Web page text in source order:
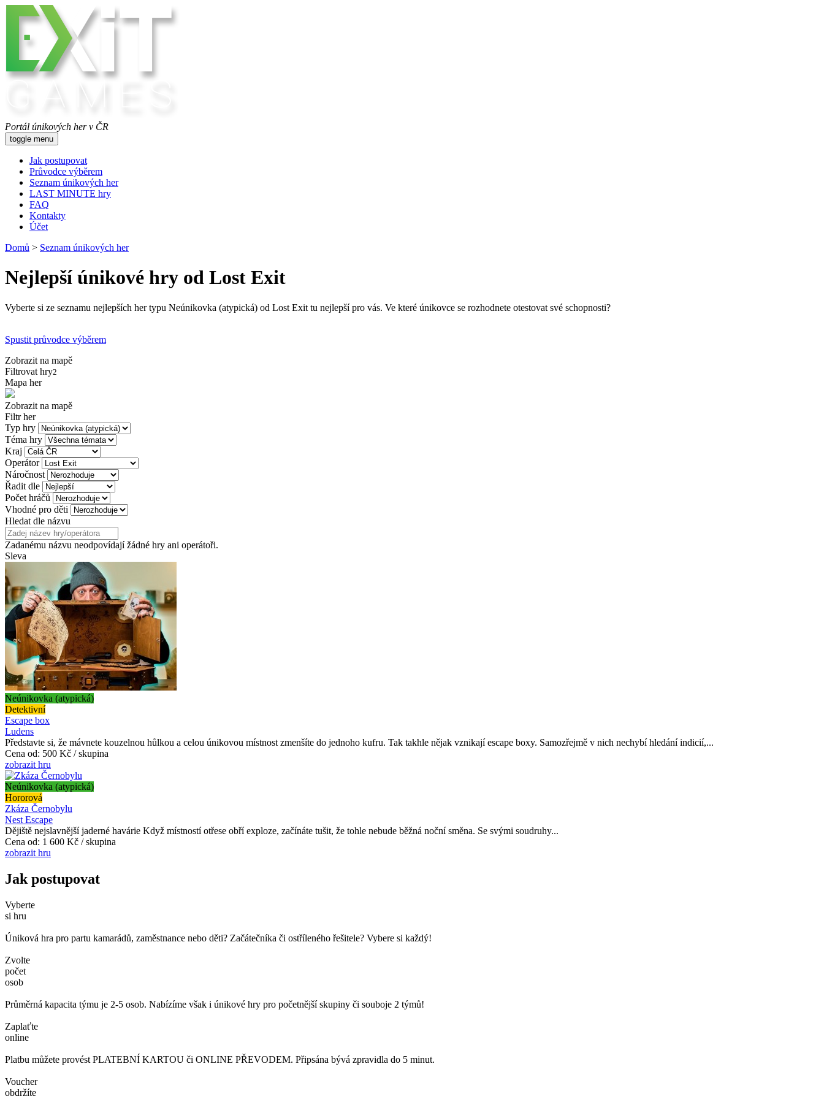
Portál únikových her v ČR
toggle menu
Jak postupovat
Průvodce výběrem
Seznam únikových her
LAST MINUTE hry
FAQ
Kontakty
Účet
Domů > Seznam únikových her
Nejlepší únikové hry od Lost Exit
Vyberte si ze seznamu nejlepších her typu Neúnikovka (atypická) od Lost Exit tu nejlepší pro vás. Ve které únikovce se rozhodnete otestovat své schopnosti?
Spustit průvodce výběrem
Zobrazit na mapě
Filtrovat hry2
Mapa her
Zobrazit na mapě
Filtr her
Typ hry
Téma hry
Kraj
Operátor
Náročnost
Řadit dle
Počet hráčů
Vhodné pro děti
Hledat dle názvu
Zadanému názvu neodpovídají žádné hry ani operátoři.
Sleva
Neúnikovka (atypická)
Detektivní
Escape box
Ludens
Představte si, že mávnete kouzelnou hůlkou a celou únikovou místnost zmenšíte do jednoho kufru. Tak takhle nějak vznikají escape boxy. Samozřejmě v nich nechybí hledání indicií,...
Cena od: 500 Kč / skupina
zobrazit hru
Neúnikovka (atypická)
Hororová
Zkáza Černobylu
Nest Escape
Dějiště nejslavnější jaderné havárie Když místností otřese obří exploze, začínáte tušit, že tohle nebude běžná noční směna. Se svými soudruhy...
Cena od: 1 600 Kč / skupina
zobrazit hru
Jak postupovat
Vyberte
si hru
Úniková hra pro partu kamarádů, zaměstnance nebo děti? Začátečníka či ostříleného řešitele? Vybere si každý!
Zvolte
počet
osob
Průměrná kapacita týmu je 2-5 osob. Nabízíme však i únikové hry pro početnější skupiny či souboje 2 týmů!
Zaplaťte
online
Platbu můžete provést PLATEBNÍ KARTOU či ONLINE PŘEVODEM. Připsána bývá zpravidla do 5 minut.
Voucher
obdržíte